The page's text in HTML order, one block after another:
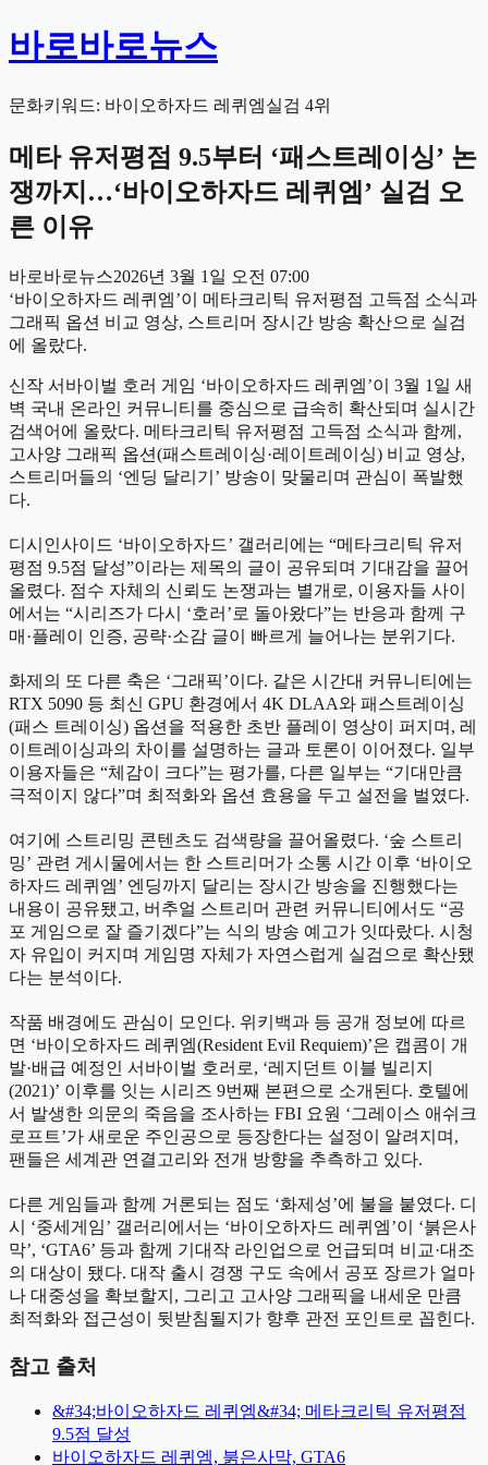
바로바로뉴스
문화키워드: 바이오하자드 레퀴엠실검 4위
메타 유저평점 9.5부터 ‘패스트레이싱’ 논
쟁까지…‘바이오하자드 레퀴엠’ 실검 오
른 이유
바로바로뉴스2026년 3월 1일 오전 07:00
‘바이오하자드 레퀴엠’이 메타크리틱 유저평점 고득점 소식과
그래픽 옵션 비교 영상, 스트리머 장시간 방송 확산으로 실검
에 올랐다.
신작 서바이벌 호러 게임 ‘바이오하자드 레퀴엠’이 3월 1일 새
벽 국내 온라인 커뮤니티를 중심으로 급속히 확산되며 실시간
검색어에 올랐다. 메타크리틱 유저평점 고득점 소식과 함께,
고사양 그래픽 옵션(패스트레이싱·레이트레이싱) 비교 영상,
스트리머들의 ‘엔딩 달리기’ 방송이 맞물리며 관심이 폭발했
다.
디시인사이드 ‘바이오하자드’ 갤러리에는 “메타크리틱 유저
평점 9.5점 달성”이라는 제목의 글이 공유되며 기대감을 끌어
올렸다. 점수 자체의 신뢰도 논쟁과는 별개로, 이용자들 사이
에서는 “시리즈가 다시 ‘호러’로 돌아왔다”는 반응과 함께 구
매·플레이 인증, 공략·소감 글이 빠르게 늘어나는 분위기다.
화제의 또 다른 축은 ‘그래픽’이다. 같은 시간대 커뮤니티에는
RTX 5090 등 최신 GPU 환경에서 4K DLAA와 패스트레이싱
(패스 트레이싱) 옵션을 적용한 초반 플레이 영상이 퍼지며, 레
이트레이싱과의 차이를 설명하는 글과 토론이 이어졌다. 일부
이용자들은 “체감이 크다”는 평가를, 다른 일부는 “기대만큼
극적이지 않다”며 최적화와 옵션 효용을 두고 설전을 벌였다.
여기에 스트리밍 콘텐츠도 검색량을 끌어올렸다. ‘숲 스트리
밍’ 관련 게시물에서는 한 스트리머가 소통 시간 이후 ‘바이오
하자드 레퀴엠’ 엔딩까지 달리는 장시간 방송을 진행했다는
내용이 공유됐고, 버추얼 스트리머 관련 커뮤니티에서도 “공
포 게임으로 잘 즐기겠다”는 식의 방송 예고가 잇따랐다. 시청
자 유입이 커지며 게임명 자체가 자연스럽게 실검으로 확산됐
다는 분석이다.
작품 배경에도 관심이 모인다. 위키백과 등 공개 정보에 따르
면 ‘바이오하자드 레퀴엠(Resident Evil Requiem)’은 캡콤이 개
발·배급 예정인 서바이벌 호러로, ‘레지던트 이블 빌리지
(2021)’ 이후를 잇는 시리즈 9번째 본편으로 소개된다. 호텔에
서 발생한 의문의 죽음을 조사하는 FBI 요원 ‘그레이스 애쉬크
로프트’가 새로운 주인공으로 등장한다는 설정이 알려지며,
팬들은 세계관 연결고리와 전개 방향을 추측하고 있다.
다른 게임들과 함께 거론되는 점도 ‘화제성’에 불을 붙였다. 디
시 ‘중세게임’ 갤러리에서는 ‘바이오하자드 레퀴엠’이 ‘붉은사
막’, ‘GTA6’ 등과 함께 기대작 라인업으로 언급되며 비교·대조
의 대상이 됐다. 대작 출시 경쟁 구도 속에서 공포 장르가 얼마
나 대중성을 확보할지, 그리고 고사양 그래픽을 내세운 만큼
최적화와 접근성이 뒷받침될지가 향후 관전 포인트로 꼽힌다.
참고 출처
&#34;바이오하자드 레퀴엠&#34; 메타크리틱 유저평점
9.5점 달성
바이오하자드 레퀴엠, 붉은사막, GTA6